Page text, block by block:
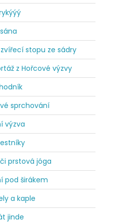
stopu ze sádry
z Hořcové výzvy
sprchování
výzva
prstová jóga
pod širákem
a kaple
jinde